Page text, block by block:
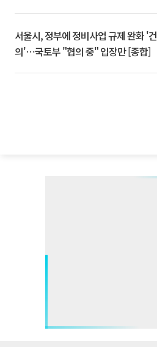
서울시, 정부에 정비사업 규제 완화 '건
의'⋯국토부 "협의 중" 입장만 [종합]